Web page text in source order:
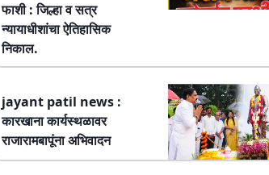
फाशी : जिल्हा व सत्र
न्यायाधीशांचा ऐतिहासिक
निकाल.
jayant patil news :
कारखाना कार्यस्थळावर
राजारामबापूंना अभिवादन